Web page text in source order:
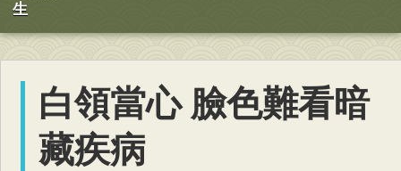
生
白領當心 臉色難看暗
藏疾病